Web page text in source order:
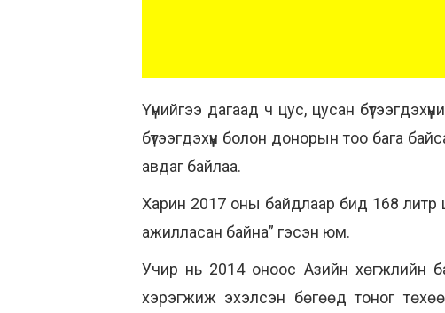
Үүнийгээ дагаад ч цус, цусан
бүтээгдэхүүн болон донорын тоо бага
авдаг байлаа.
Харин 2017 оны байдлаар бид 168 литр
ажилласан байна” гэсэн юм.
Учир нь 2014 оноос Азийн хөгжлийн
хэрэгжиж эхэлсэн бөгөөд тоног